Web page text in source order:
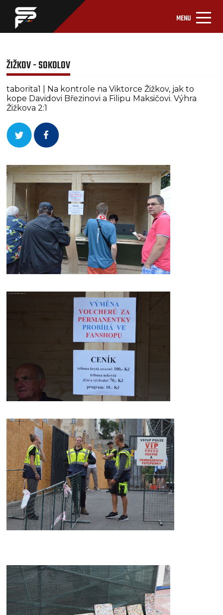
MENU
ŽIŽKOV - SOKOLOV
taborita1 | Na kontrole na Viktorce Žižkov, jak to
kope Davidovi Březinovi a Filipu Maksičovi. Výhra
Žižkova 2:1